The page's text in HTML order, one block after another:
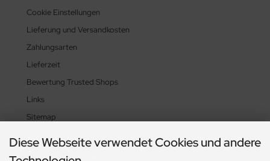
Cookie Einstellungen
Lieferung und Versandkosten
Zahlungsarten
Lieferzeit
Bewertung Trusted Shops
Links
Sitemap
Diese Webseite verwendet Cookies und andere